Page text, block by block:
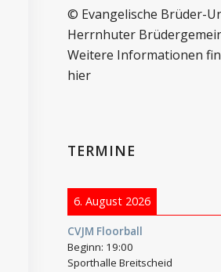
© Evangelische Brüder-
Herrnhuter
Weitere Informationen
hier
TERMINE
6. August 2026
CVJM Floorball
Beginn: 19:00
Sporthalle Breitscheid